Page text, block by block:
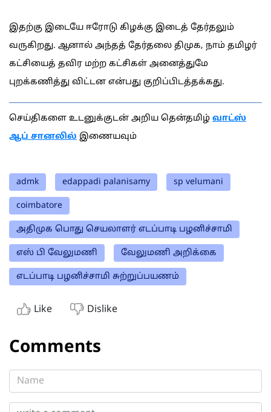
இதற்கு இடையே ஈரோடு கிழக்கு இடைத் தேர்தலும்
வருகிறது. ஆனால் அந்தத் தேர்தலை திமுக, நாம் தமிழர்
கட்சியைத் தவிர மற்ற கட்சிகள் அனைத்துமே
புறக்கணித்து விட்டன என்பது குறிப்பிடத்தக்கது.
செய்திகளை உடனுக்குடன் அறிய தென்தமிழ் வாட்ஸ்
ஆப் சானலில் இணையவும்
admk edappadi palanisamy sp velumani
coimbatore
அதிமுக பொது செயலாளர் எடப்பாடி பழனிச்சாமி
எஸ் பி வேலுமணி வேலுமணி அறிக்கை
எடப்பாடி பழனிச்சாமி சுற்றுப்பயணம்
Like Dislike
Comments